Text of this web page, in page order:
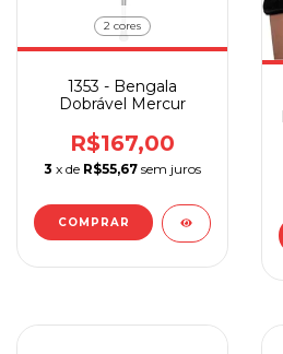
2 cores
1353 - Bengala
Dobrável Mercur
R$167,00
3 x de R$55,67 sem juros
COMPRAR